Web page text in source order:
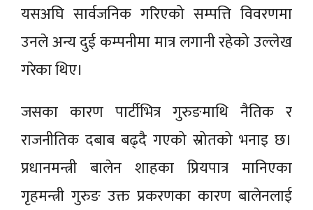
यसअघि सार्वजनिक गरिएको सम्पत्ति विवरणमा
उनले अन्य दुई कम्पनीमा मात्र लगानी रहेको उल्लेख
गरेका थिए।
जसका कारण पार्टीभित्र गुरुङमाथि नैतिक र
राजनीतिक दबाब बढ्दै गएको स्रोतको भनाइ छ।
प्रधानमन्त्री बालेन शाहका प्रियपात्र मानिएका
गृहमन्त्री गुरुङ उक्त प्रकरणका कारण बालेनलाई